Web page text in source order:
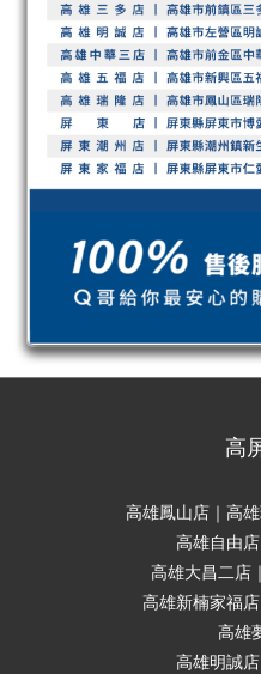
高
高雄鳳山店｜高
高雄自由
高雄大昌二店
高雄新楠家福
高雄
高雄明誠